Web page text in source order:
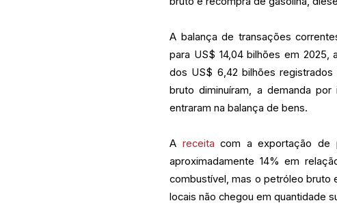
A balança de transações
para US$ 14,04 bilhões em 2025,
dos US$ 6,42 bilhões
bruto diminuíram, a demanda
entraram na balança de bens.
A receita com a exportação de
aproximadamente 14% em
combustível, mas o petróleo bruto
locais não chegou em quantidade